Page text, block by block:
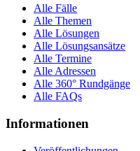
Alle Fälle
Alle Themen
Alle Lösungen
Alle Lösungsansätze
Alle Termine
Alle Adressen
Alle 360° Rundgänge
Alle FAQs
Informationen